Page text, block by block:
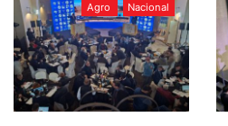
Agro Nacional